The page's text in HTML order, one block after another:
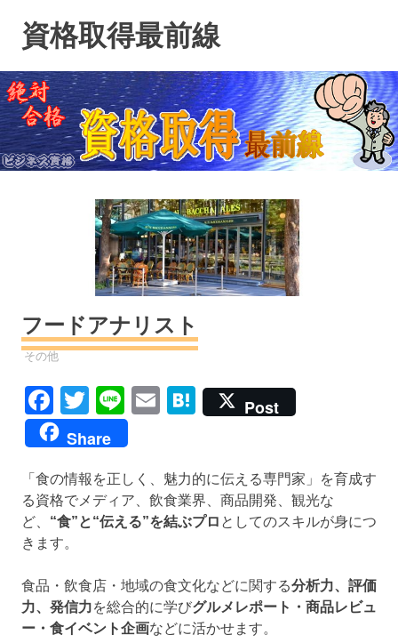
ン
ツ
へ
ス
キ
資格取得最前線
フードアナリスト
資格
その他
Facebook
Twitter
LineEmailHatena
Post
Share
「食の情報を正しく、魅力的に伝える専門家」を育成す
る資格でメディア、飲食業界、商品開発、観光な
ど、 “食”と“伝える”を結ぶプロ としてのスキルが身につ
きます。
食品・飲食店・地域の食文化などに関する分析力、評価
力、発信力を総合的に学びグルメレポート・商品レビュ
ー・食イベント企画などに活かせます。